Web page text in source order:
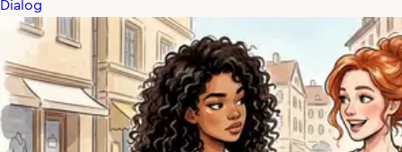
Dialog